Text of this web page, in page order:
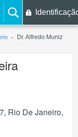
Dr. Alfredo Muniz
Rio De Janeiro,